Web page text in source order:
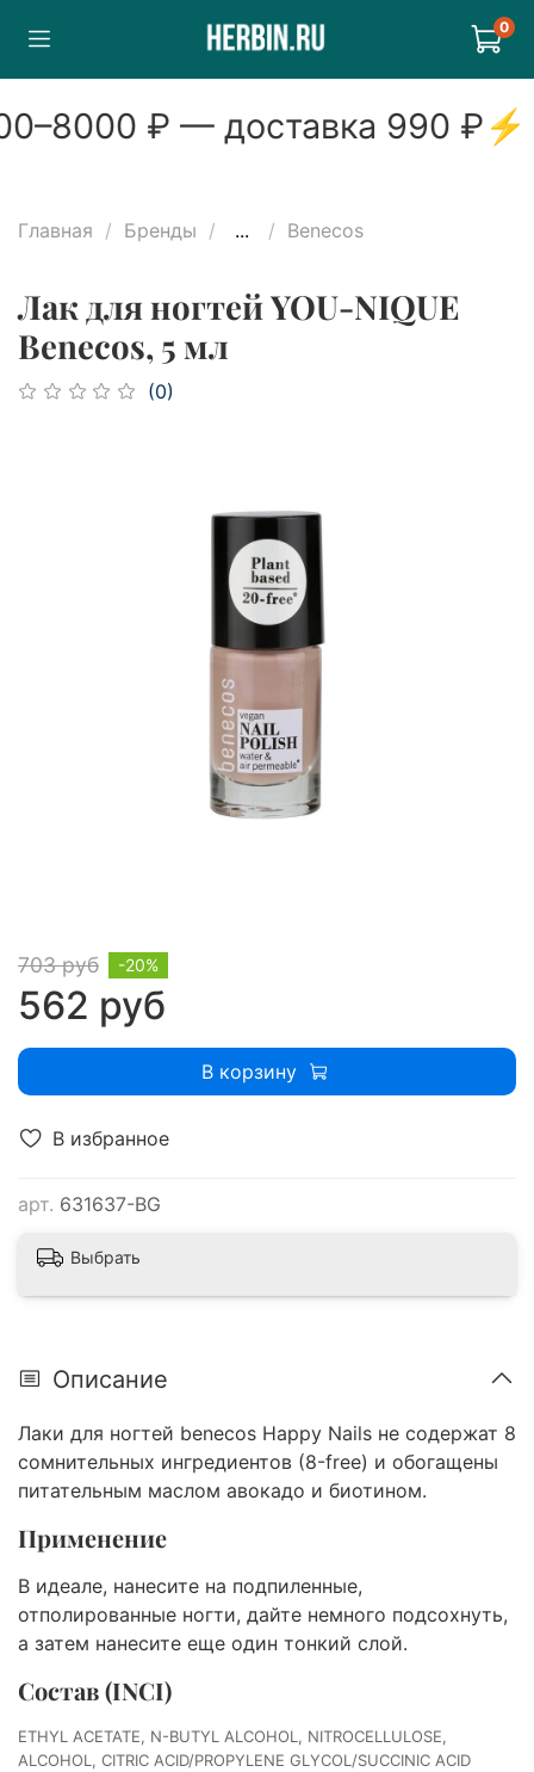
0
–8000₽ — доставка990₽⚡
Главная Бренды ... Benecos
Лак для ногтей YOU-NIQUE
Benecos, 5 мл
(0)
В избранное
арт. 631637-BG
703 руб
562 руб
-20%
В корзину
Выбрать
Описание
Лаки для ногтей benecos Happy Nails не содержат 8
сомнительных ингредиентов (8-free) и обогащены
питательным маслом авокадо и биотином.
Применение
В идеале, нанесите на подпиленные,
отполированные ногти, дайте немного подсохнуть,
а затем нанесите еще один тонкий слой.
Состав (INCI)
ETHYL ACETATE, N-BUTYL ALCOHOL, NITROCELLULOSE,
ALCOHOL, CITRIC ACID/PROPYLENE GLYCOL/SUCCINIC ACID